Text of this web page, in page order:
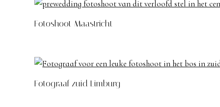
Fotoshoot Maastricht
Fotograaf zuid Limburg